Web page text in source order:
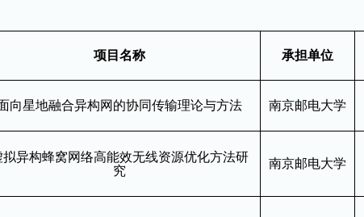
项目名称 承担单位
向星地融合异构网的协同传输理论与方法 南京邮电大学
拟异构蜂窝网络高能效无线资源优化方法研
究
南京邮电大学